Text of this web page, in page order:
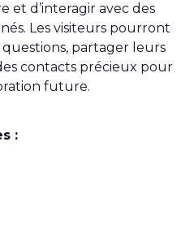
et d’interagir avec des
Les visiteurs pourront
partager leurs
contacts précieux pour
future.
: